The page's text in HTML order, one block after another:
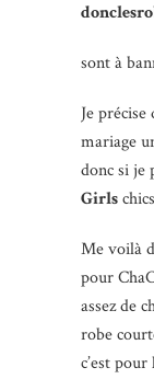
sont à
Je
mariage
donc si je
Girls
Me voilà
pour
assez de
robe
c’est